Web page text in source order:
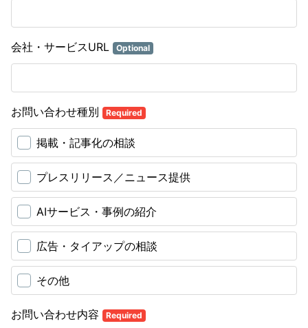
会社・サービスURL Optional
お問い合わせ種別 Required
掲載・記事化の相談
プレスリリース／ニュース提供
AIサービス・事例の紹介
広告・タイアップの相談
その他
お問い合わせ内容 Required